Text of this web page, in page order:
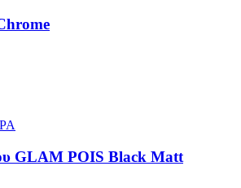
GLAM POIS Black Matt